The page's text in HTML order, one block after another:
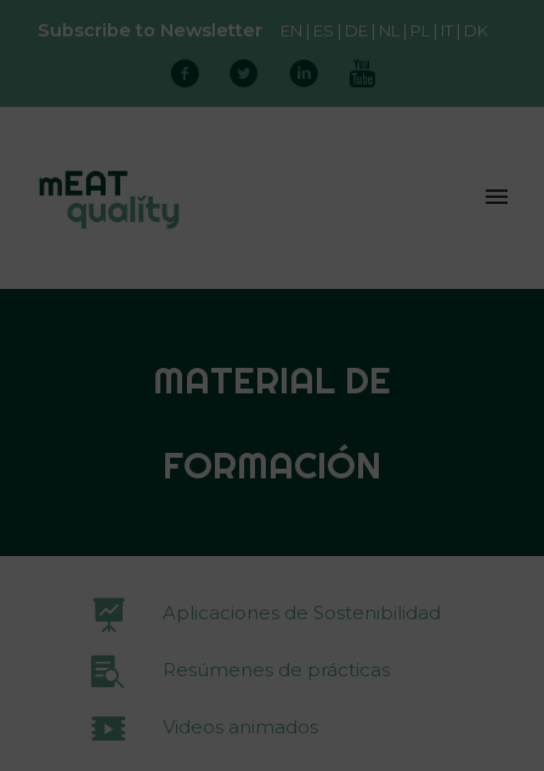
Subscribe to Newsletter EN ES DE NL PL IT DK
MATERIAL DE
FORMACIÓN
Aplicaciones de Sostenibilidad
Resúmenes de prácticas
Videos animados